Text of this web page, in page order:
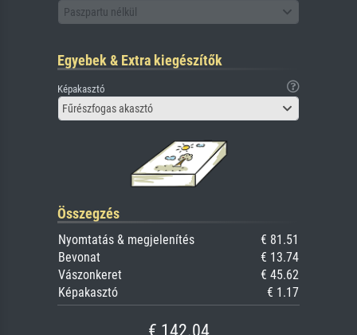
Paszpartu nélkül
Egyebek & Extra kiegészítők
Képakasztó
Fűrészfogas akasztó
Összegzés
Nyomtatás & megjelenítés
€ 81.51
Bevonat
€ 13.74
Vászonkeret
€ 45.62
Képakasztó
€ 1.17
€ 142.04